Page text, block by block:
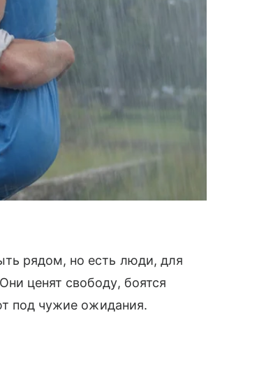
рядом, но есть люди, для
ценят свободу, боятся
под чужие ожидания.